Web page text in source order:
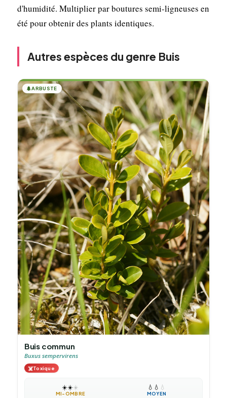
d'humidité. Multiplier par boutures semi-ligneuses en
été pour obtenir des plants identiques.
Autres espèces du genre Buis
🌲ARBUSTE
Buis commun
Buxus sempervirens
☠️Toxique
☀️☀️☀️
MI-OMBRE
💧 💧 💧
MOYEN